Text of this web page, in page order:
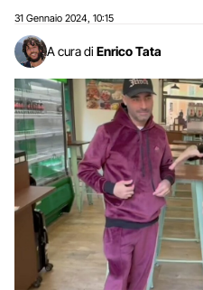
31 Gennaio 2024 10:15
A cura di Enrico Tata